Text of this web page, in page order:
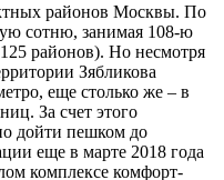
районов Москвы. По
сотню, занимая 108-ю
районов). Но несмотря
Зябликова
еще столько же – в
За счет этого
дойти пешком до
еще в марте 2018 года
комплексе комфорт-